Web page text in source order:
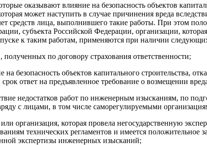
оказывают влияние на безопасность объектов
может наступить в случае причинения вреда
средств лица, выполнившего такие работы. При этом
субъекта Российской Федерации, организации,
к таким работам, применяются при наличии
по договору страхования ответственности;
безопасность объектов капитального строительства,
ответ на предъявленное требование о возмещении
недостатков работ по инженерным изысканиям, по
с лицами, в том числе саморегулируемыми
организация, которая провела негосударственную
технических регламентов и имеется положительное
экспертизы инженерных изысканий;